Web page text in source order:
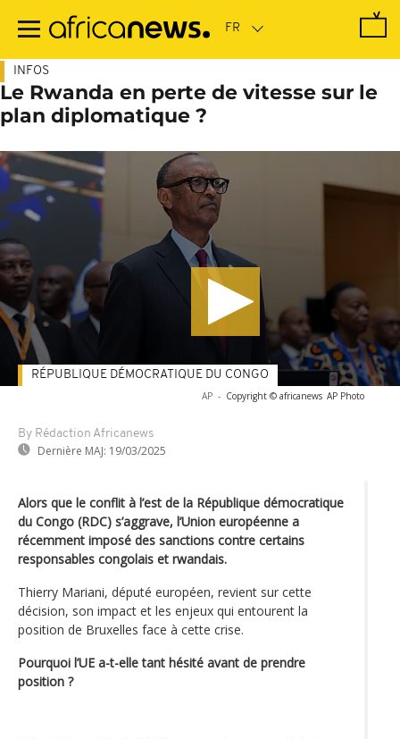
contenu
INFOS
Le Rwanda en perte de vitesse sur le
plan diplomatique ?
AP - Copyright © africanews AP Photo
By Rédaction Africanews
Dernière MAJ: 19/03/2025
RÉPUBLIQUE DÉMOCRATIQUE DU CONGO
Alors que le conflit à l’est de la République démocratique
du Congo (RDC) s’aggrave, l’Union européenne a
récemment imposé des sanctions contre certains
responsables congolais et rwandais.
Thierry Mariani, député européen, revient sur cette
décision, son impact et les enjeux qui entourent la
position de Bruxelles face à cette crise.
Pourquoi l’UE a-t-elle tant hésité avant de prendre
position ?